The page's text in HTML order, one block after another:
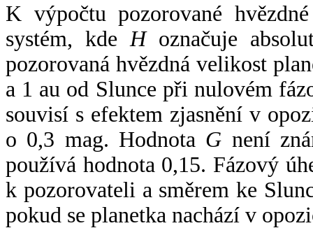
K výpočtu pozorované
systém, kde Hoznačuje
pozorovaná hvězdná velikost
a 1 au od Slunce při nulovém
souvisí s efektem zjasnění v
o 0,3 mag. Hodnota G není
používá hodnota 0,15. Fázový
k pozorovateli a směrem ke
pokud se planetka nachází v